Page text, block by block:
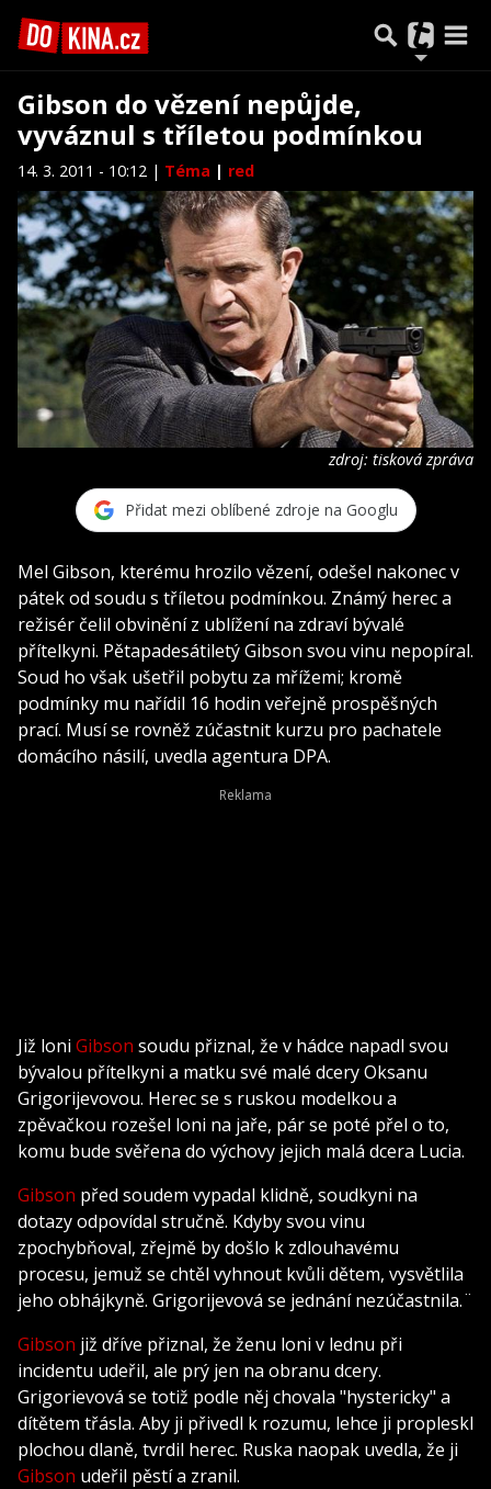
Gibson do vězení nepůjde,
vyváznul s tříletou podmínkou
14. 3. 2011 - 10:12 | Téma | red
zdroj: tisková zpráva
Přidat mezi oblíbené zdroje na Googlu
Mel Gibson, kterému hrozilo vězení, odešel nakonec v
pátek od soudu s tříletou podmínkou. Známý herec a
režisér čelil obvinění z ublížení na zdraví bývalé
přítelkyni. Pětapadesátiletý Gibson svou vinu nepopíral.
Soud ho však ušetřil pobytu za mřížemi; kromě
podmínky mu nařídil 16 hodin veřejně prospěšných
prací. Musí se rovněž zúčastnit kurzu pro pachatele
domácího násilí, uvedla agentura DPA.
Již loni Gibson soudu přiznal, že v hádce napadl svou
bývalou přítelkyni a matku své malé dcery Oksanu
Grigorijevovou. Herec se s ruskou modelkou a
zpěvačkou rozešel loni na jaře, pár se poté přel o to,
komu bude svěřena do výchovy jejich malá dcera Lucia.
Gibson před soudem vypadal klidně, soudkyni na
dotazy odpovídal stručně. Kdyby svou vinu
zpochybňoval, zřejmě by došlo k zdlouhavému
procesu, jemuž se chtěl vyhnout kvůli dětem, vysvětlila
jeho obhájkyně. Grigorijevová se jednání nezúčastnila.¨
Gibson již dříve přiznal, že ženu loni v lednu při
incidentu udeřil, ale prý jen na obranu dcery.
Grigorievová se totiž podle něj chovala "hystericky" a
dítětem třásla. Aby ji přivedl k rozumu, lehce ji propleskl
plochou dlaně, tvrdil herec. Ruska naopak uvedla, že ji
Gibson udeřil pěstí a zranil.